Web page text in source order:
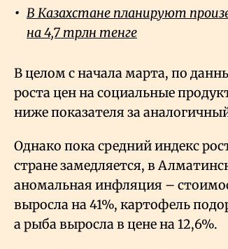
В Казахстане планируют
на 4,7 трлн тенге
В целом с начала марта, по
роста цен на социальные
ниже показателя за
Однако пока средний индекс
стране замедляется, в
аномальная инфляция –
выросла на 41%, картофель
а рыба выросла в цене на 12,6%.